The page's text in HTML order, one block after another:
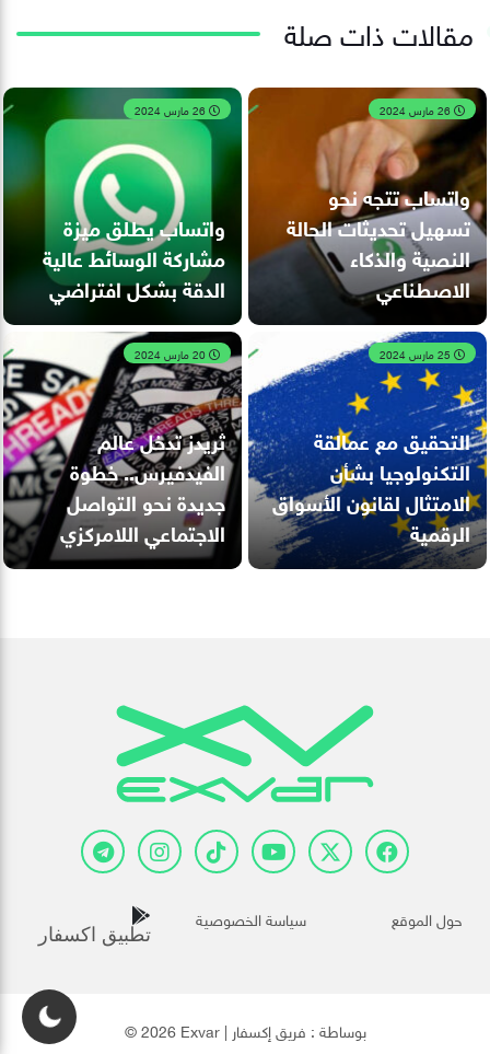
مقالات ذات صلة
واتساب تتجه نحو
تسهيل تحديثات الحالة
النصية والذكاء
الاصطناعي
واتساب يطلق ميزة
مشاركة الوسائط عالية
الدقة بشكل افتراضي
التحقيق مع عمالقة
التكنولوجيا بشأن
الامتثال لقانون الأسواق
الرقمية
ثريدز تدخل عالم
الفيدفيرس.. خطوة
جديدة نحو التواصل
الاجتماعي اللامركزي
حول الموقع سياسة الخصوصية
تطبيق اكسفار
© 2026 Exvar | بوساطة : فريق إكسفار